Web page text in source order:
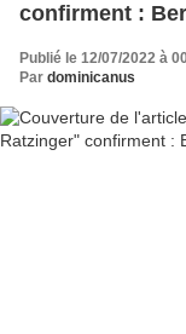
confirment :
Publié le 12/07/2022 à
Par dominicanus